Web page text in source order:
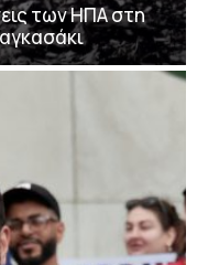
των ΗΠΑ στη